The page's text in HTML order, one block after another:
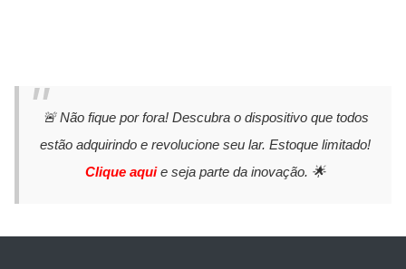
🚨 Não fique por fora! Descubra o dispositivo que todos
estão adquirindo e revolucione seu lar. Estoque limitado!
Clique aquie seja parte da inovação. 🌟